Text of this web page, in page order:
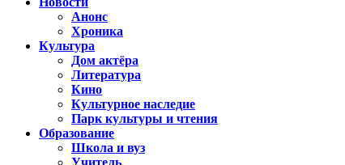
Анонс
Хроника
Культура
Дом актёра
Литература
Кино
Культурное наследие
Парк культуры и чтения
Образование
Школа и вуз
Учитель